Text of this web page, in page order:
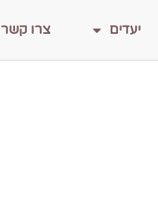
יעדים צרו קשר